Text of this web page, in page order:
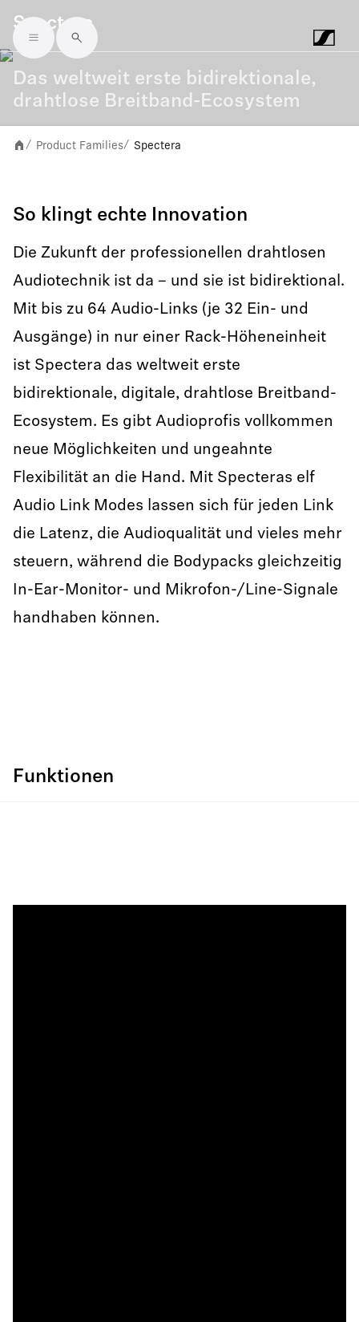
Skip to main content
Spectera
Das weltweit erste bidirektionale,
drahtlose Breitband-Ecosystem
/ Product Families/ Spectera
So klingt echte Innovation
Die Zukunft der professionellen drahtlosen
Audiotechnik ist da – und sie ist bidirektional.
Mit bis zu 64 Audio-Links (je 32 Ein- und
Ausgänge) in nur einer Rack-Höheneinheit
ist Spectera das weltweit erste
bidirektionale, digitale, drahtlose Breitband-
Ecosystem. Es gibt Audioprofis vollkommen
neue Möglichkeiten und ungeahnte
Flexibilität an die Hand. Mit Specteras elf
Audio Link Modes lassen sich für jeden Link
die Latenz, die Audioqualität und vieles mehr
steuern, während die Bodypacks gleichzeitig
In-Ear-Monitor- und Mikrofon-/Line-Signale
handhaben können.
Funktionen